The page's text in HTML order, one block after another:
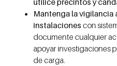
utilice precintos y
Mantenga la vigilancia
instalaciones con
documente cualquier
apoyar investigaciones
de carga.